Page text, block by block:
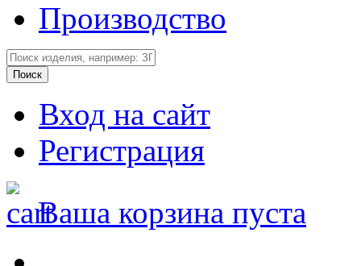
Производство
Вход на сайт
Регистрация
Ваша корзина пуста